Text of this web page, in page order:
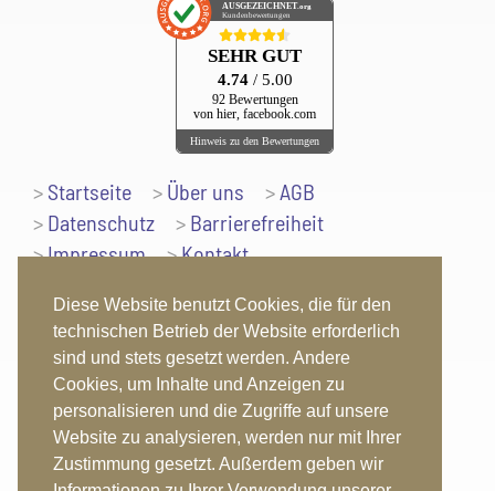
Diese Website benutzt Cookies, die für den
technischen Betrieb der Website erforderlich
sind und stets gesetzt werden. Andere
Cookies, um Inhalte und Anzeigen zu
personalisieren und die Zugriffe auf unsere
Website zu analysieren, werden nur mit Ihrer
Zustimmung gesetzt. Außerdem geben wir
AUSGEZEICHNET .org
Kundenbewertungen
SEHR GUT
4.74 / 5.00
92 Bewertungen
von hier, facebook.com
Hinweis zu den Bewertungen
Startseite Über uns
AGB
Datenschutz
Barrierefreiheit
Impressum
Kontakt
Nach oben
Folgen Sie uns auch unter: